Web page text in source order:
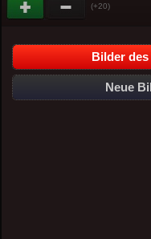
(+20)
Bilder des
Neue